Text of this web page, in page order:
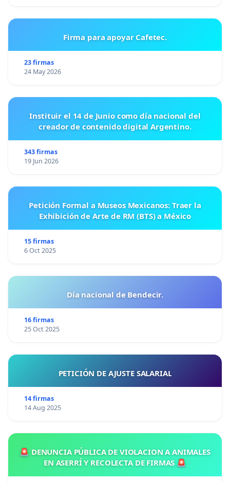
Firma para apoyar Cafetec.
23 firmas
24 May 2026
Instituir el 14 de Junio como día nacional del
creador de contenido digital Argentino.
343 firmas
19 Jun 2026
Petición Formal a Museos Mexicanos: Traer la
Exhibición de Arte de RM (BTS) a México
15 firmas
6 Oct 2025
Día nacional de Bendecir.
16 firmas
25 Oct 2025
PETICIÓN DE AJUSTE SALARIAL
14 firmas
14 Aug 2025
🚨 DENUNCIA PÚBLICA DE VIOLACION A ANIMALES
EN ASERRÍ Y RECOLECTA DE FIRMAS 🚨